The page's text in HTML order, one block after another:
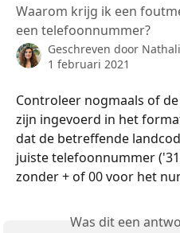
Waarom krijg ik een
een telefoonnummer?
Geschreven door
1 februari 2021
Controleer nogmaals of
zijn ingevoerd in het
dat de betreffende
juiste telefoonnummer
zonder + of 00 voor het
Was dit een